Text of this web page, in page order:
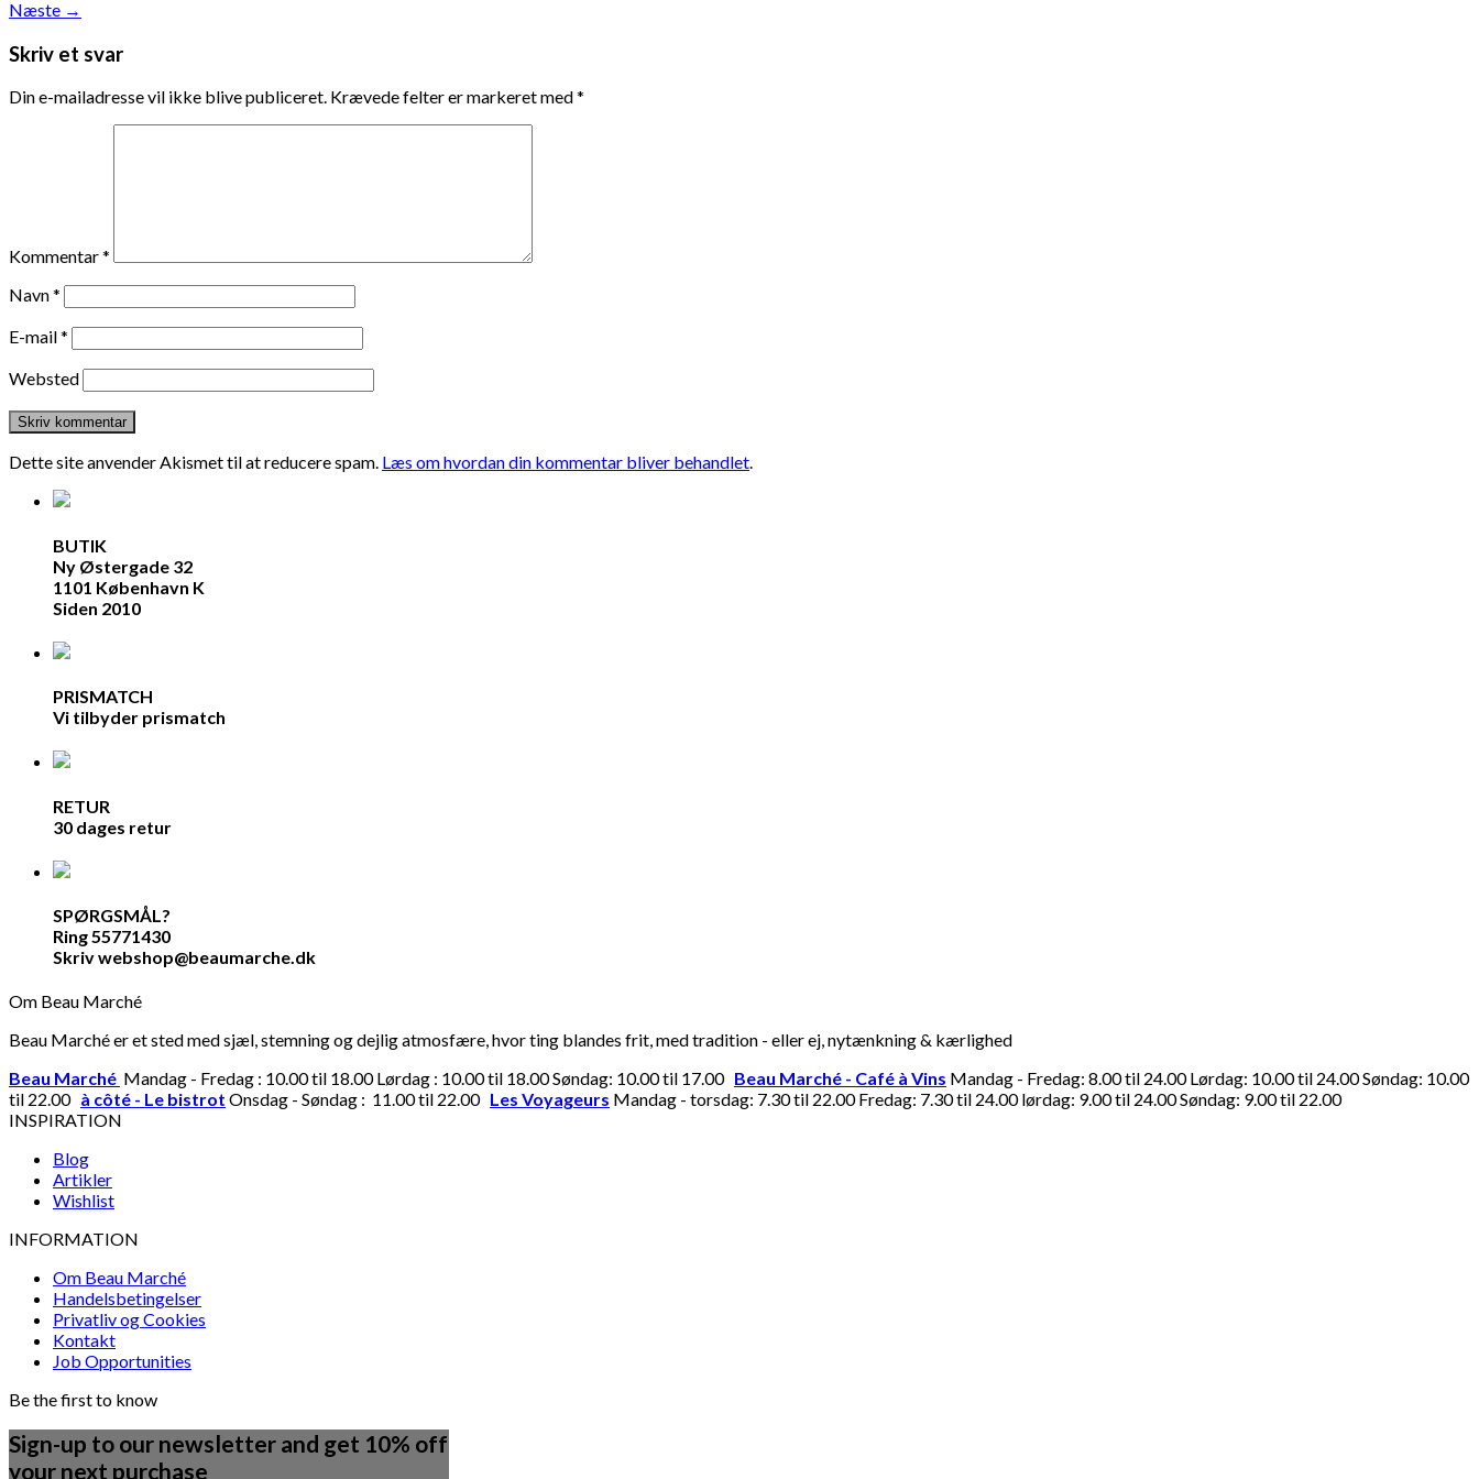
Næste →
Skriv et svar
Din e-mailadresse vil ikke blive publiceret. Krævede felter er markeret med*
Kommentar*
Navn*
E-mail*
Websted
Dette site anvender Akismet til at reducere spam. Læs om hvordan din kommentar bliver behandlet.
BUTIK
Ny Østergade 32
1101 København K
Siden 2010
PRISMATCH
Vi tilbyder prismatch
RETUR
30 dages retur
SPØRGSMÅL?
Ring 55771430
Skriv webshop@beaumarche.dk
Om Beau Marché
Beau Marché er et sted med sjæl, stemning og dejlig atmosfære, hvor ting blandes frit, med tradition - eller ej, nytænkning & kærlighed
Beau Marché Mandag - Fredag : 10.00 til 18.00 Lørdag : 10.00 til 18.00 Søndag: 10.00 til 17.00 Beau Marché - Café à Vins Mandag - Fredag: 8.00 til 24.00 Lørdag: 10.00 til 24.00 Søndag: 10.00
til 22.00 à côté - Le bistrot Onsdag - Søndag : 11.00 til 22.00 Les Voyageurs Mandag - torsdag: 7.30 til 22.00 Fredag: 7.30 til 24.00 lørdag: 9.00 til 24.00 Søndag: 9.00 til 22.00
INSPIRATION
Blog
Artikler
Wishlist
INFORMATION
Om Beau Marché
Handelsbetingelser
Privatliv og Cookies
Kontakt
Job Opportunities
Be the first to know
Sign-up to our newsletter and get 10% off
your next purchase